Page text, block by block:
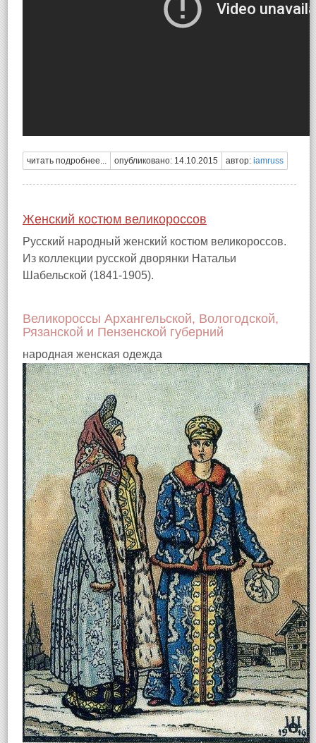
читать подробнее... опубликовано: 14.10.2015 автор: iamruss
Женский костюм великороссов
Русский народный женский костюм великороссов.
Из коллекции русской дворянки Натальи
Шабельской (1841-1905).
Великороссы Архангельской, Вологодской,
Рязанской и Пензенской губерний
народная женская одежда